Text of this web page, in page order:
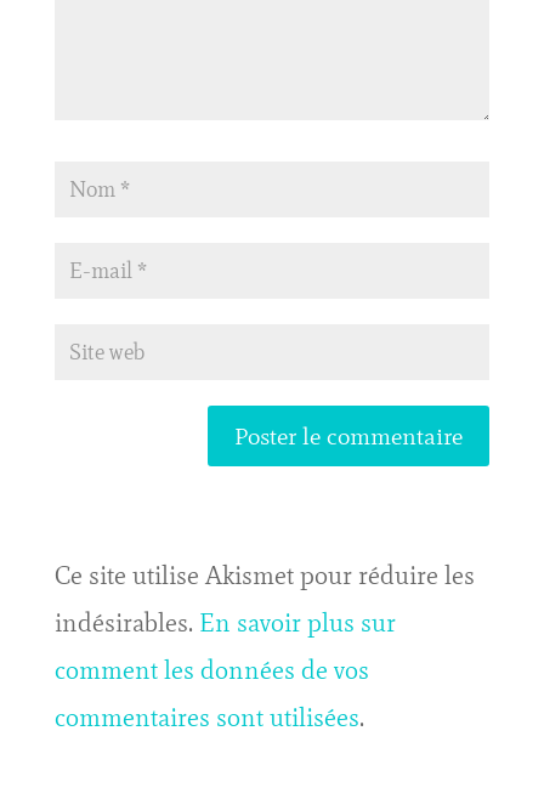
Ce site utilise Akismet pour réduire les
indésirables. En savoir plus sur
comment les données de vos
commentaires sont utilisées.